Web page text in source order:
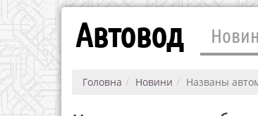
Автовод
Головна Новини Названы